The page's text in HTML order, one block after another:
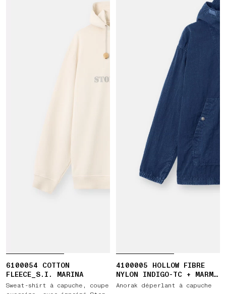
6100054 COTTON
FLEECE_S.I. MARINA
Sweat-shirt à capuche, coupe
4100005 HOLLOW FIBRE
NYLON INDIGO-TC + MARMO
CORROSION
Anorak déperlant à capuche